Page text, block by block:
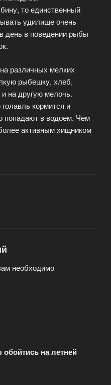
то единственный
удилище очень
день в поведении рыбы
различных мелких
рыбешку, хлеб,
на другую мелочь.
кормится и
попадают в водоем. Чем
активным хищником
необходимо
на летней